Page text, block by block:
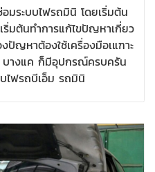
มระบบไฟรถมินิ โดยเริ่มต้น
ริ่มต้นทำการแก้ไขปัญหาเกี่ยว
ปัญหาต้องใช้เครื่องมือเแฑาะ
บางแค ก็มีอุปกรณ์ครบครัน
ไฟรถบีเอ็ม รถมินิ